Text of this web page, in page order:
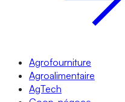
Agrofourniture
Agroalimentaire
AgTech